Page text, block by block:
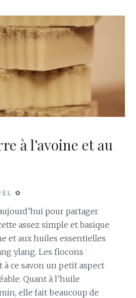
à l’avoine et au
✿
pour partager
assez simple et basique
et aux huiles essentielles
ylang. Les flocons
à ce savon un petit aspect
Quant à l’huile
elle fait beaucoup de